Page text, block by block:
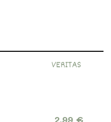
VERITAS
2,99 €